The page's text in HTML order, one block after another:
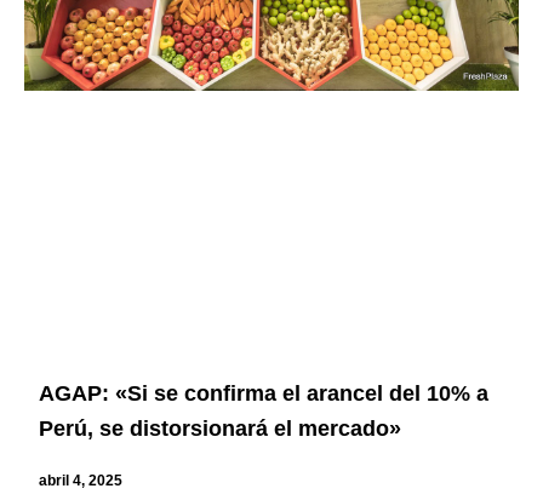
AGAP: «Si se confirma el arancel del 10% a
Perú, se distorsionará el mercado»
abril 4, 2025